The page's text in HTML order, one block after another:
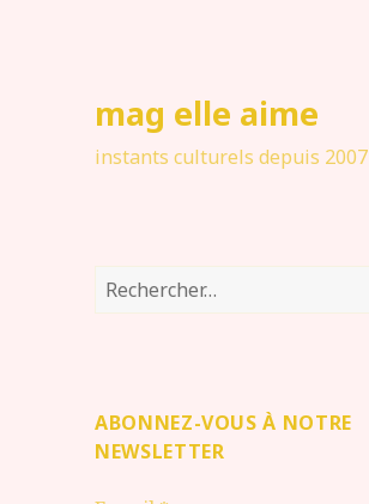
mag elle aime
instants culturels depuis 2007
Rechercher :
ABONNEZ-VOUS À NOTRE
NEWSLETTER